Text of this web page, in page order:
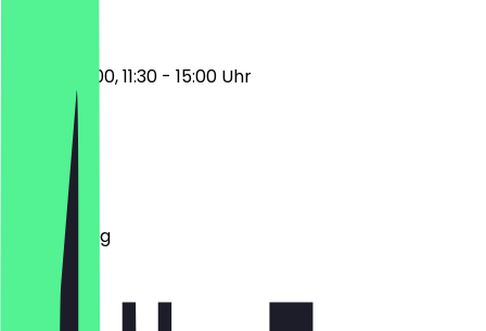
08:00 - 10:00, 11:30 - 15:00 Uhr
Montag
Dienstag
Mittwoch
Donnerstag
Freitag
Samstag
Sonntag